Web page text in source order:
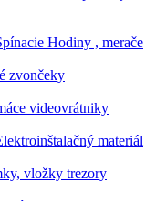
Hodiny , merače
zvončeky
videovrátniky
materiál
vložky trezory